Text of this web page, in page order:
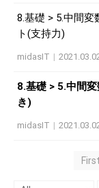
8.基礎 > 5.中間
ト(支持力)
midasIT |
8.基礎 > 5.中間
き)
midasIT |
First